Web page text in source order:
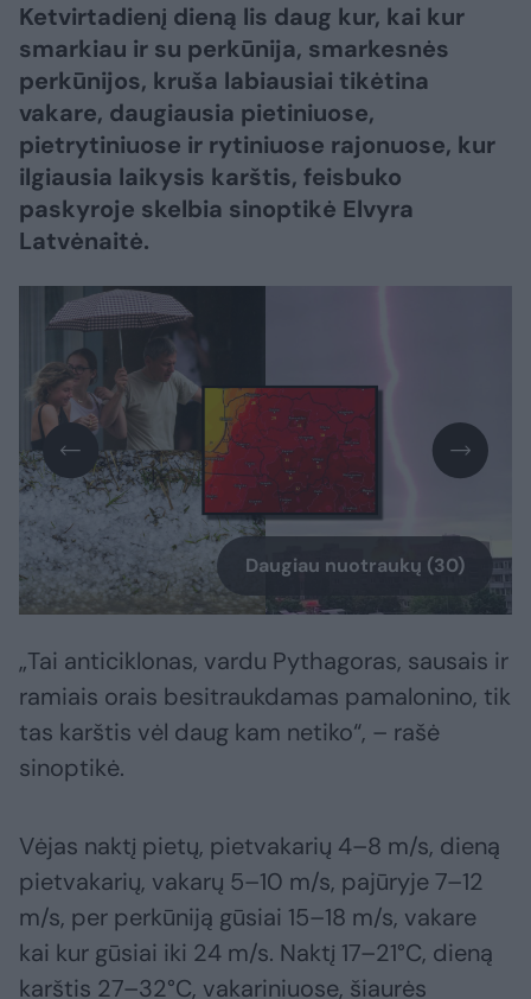
Ketvirtadienį dieną lis daug kur, kai kur
smarkiau ir su perkūnija, smarkesnės
perkūnijos, kruša labiausiai tikėtina
vakare, daugiausia pietiniuose,
pietrytiniuose ir rytiniuose rajonuose, kur
ilgiausia laikysis karštis, feisbuko
paskyroje skelbia sinoptikė Elvyra
Latvėnaitė.
Daugiau nuotraukų (30)
„Tai anticiklonas, vardu Pythagoras, sausais ir
ramiais orais besitraukdamas pamalonino, tik
tas karštis vėl daug kam netiko“, – rašė
sinoptikė.
Vėjas naktį pietų, pietvakarių 4–8 m/s, dieną
pietvakarių, vakarų 5–10 m/s, pajūryje 7–12
m/s, per perkūniją gūsiai 15–18 m/s, vakare
kai kur gūsiai iki 24 m/s. Naktį 17–21°C, dieną
karštis 27–32°C, vakariniuose, šiaurės